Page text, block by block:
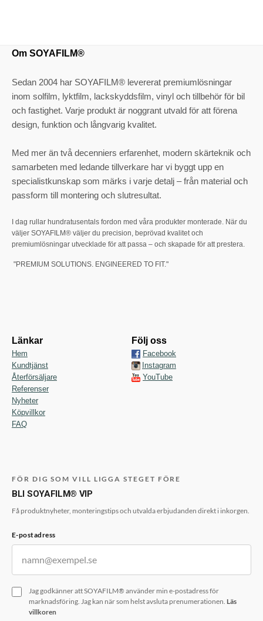
Om SOYAFILM®
Sedan 2004 har SOYAFILM® levererat premiumlösningar
inom solfilm, lyktfilm, lackskyddsfilm, vinyl och tillbehör för bil
och fastighet. Varje produkt är noggrant utvald för att förena
design, funktion och långvarig kvalitet.
Med mer än två decenniers erfarenhet, modern skärteknik och
samarbeten med ledande tillverkare har vi byggt upp en
specialistkunskap som märks i varje detalj – från material och
passform till montering och slutresultat.
I dag rullar hundratusentals fordon med våra produkter monterade. När du
väljer SOYAFILM® väljer du precision, beprövad kvalitet och
premiumlösningar utvecklade för att passa – och skapade för att prestera.
"PREMIUM SOLUTIONS. ENGINEERED TO FIT."
Länkar
Hem
Kundtjänst
Återförsäljare
Referenser
Nyheter
Köpvillkor
FAQ
Följ oss
Facebook
Instagram
YouTube
FÖR DIG SOM VILL LIGGA STEGET FÖRE
BLI SOYAFILM® VIP
Få produktnyheter, monteringstips och utvalda erbjudanden direkt i inkorgen.
E-postadress
Jag godkänner att SOYAFILM® använder min e-postadress för
marknadsföring. Jag kan när som helst avsluta prenumerationen. Läs
villkoren